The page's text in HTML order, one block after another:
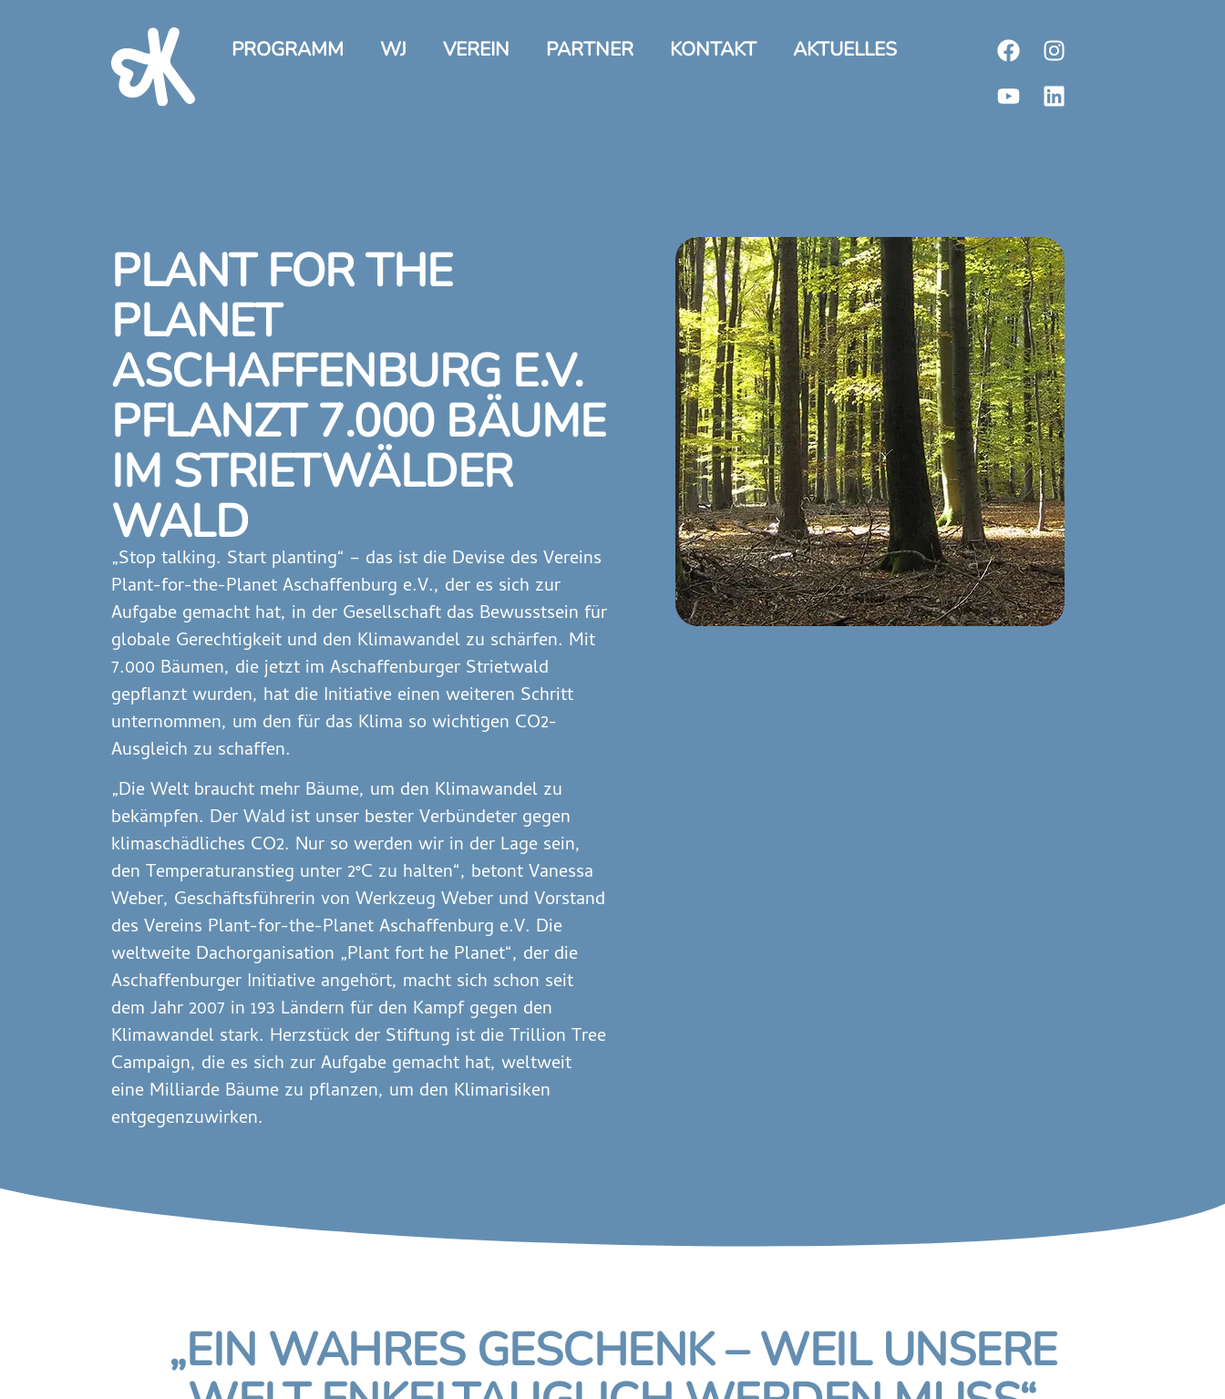
PROGRAMM WJ VEREIN PARTNER KONTAKT AKTUELLES
PLANT FOR THE
PLANET
ASCHAFFENBURG E.V.
PFLANZT 7.000 BÄUME
IM STRIETWÄLDER
WALD
„Stop talking. Start planting“ – das ist die Devise des Vereins
Plant-for-the-Planet Aschaffenburg e.V., der es sich zur
Aufgabe gemacht hat, in der Gesellschaft das Bewusstsein für
globale Gerechtigkeit und den Klimawandel zu schärfen. Mit
7.000 Bäumen, die jetzt im Aschaffenburger Strietwald
gepflanzt wurden, hat die Initiative einen weiteren Schritt
unternommen, um den für das Klima so wichtigen CO2-
Ausgleich zu schaffen.
„Die Welt braucht mehr Bäume, um den Klimawandel zu
bekämpfen. Der Wald ist unser bester Verbündeter gegen
klimaschädliches CO2. Nur so werden wir in der Lage sein,
den Temperaturanstieg unter 2°C zu halten“, betont Vanessa
Weber, Geschäftsführerin von Werkzeug Weber und Vorstand
des Vereins Plant-for-the-Planet Aschaffenburg e.V. Die
weltweite Dachorganisation „Plant fort he Planet“, der die
Aschaffenburger Initiative angehört, macht sich schon seit
dem Jahr 2007 in 193 Ländern für den Kampf gegen den
Klimawandel stark. Herzstück der Stiftung ist die Trillion Tree
Campaign, die es sich zur Aufgabe gemacht hat, weltweit
eine Milliarde Bäume zu pflanzen, um den Klimarisiken
entgegenzuwirken.
„EIN WAHRES GESCHENK – WEIL UNSERE